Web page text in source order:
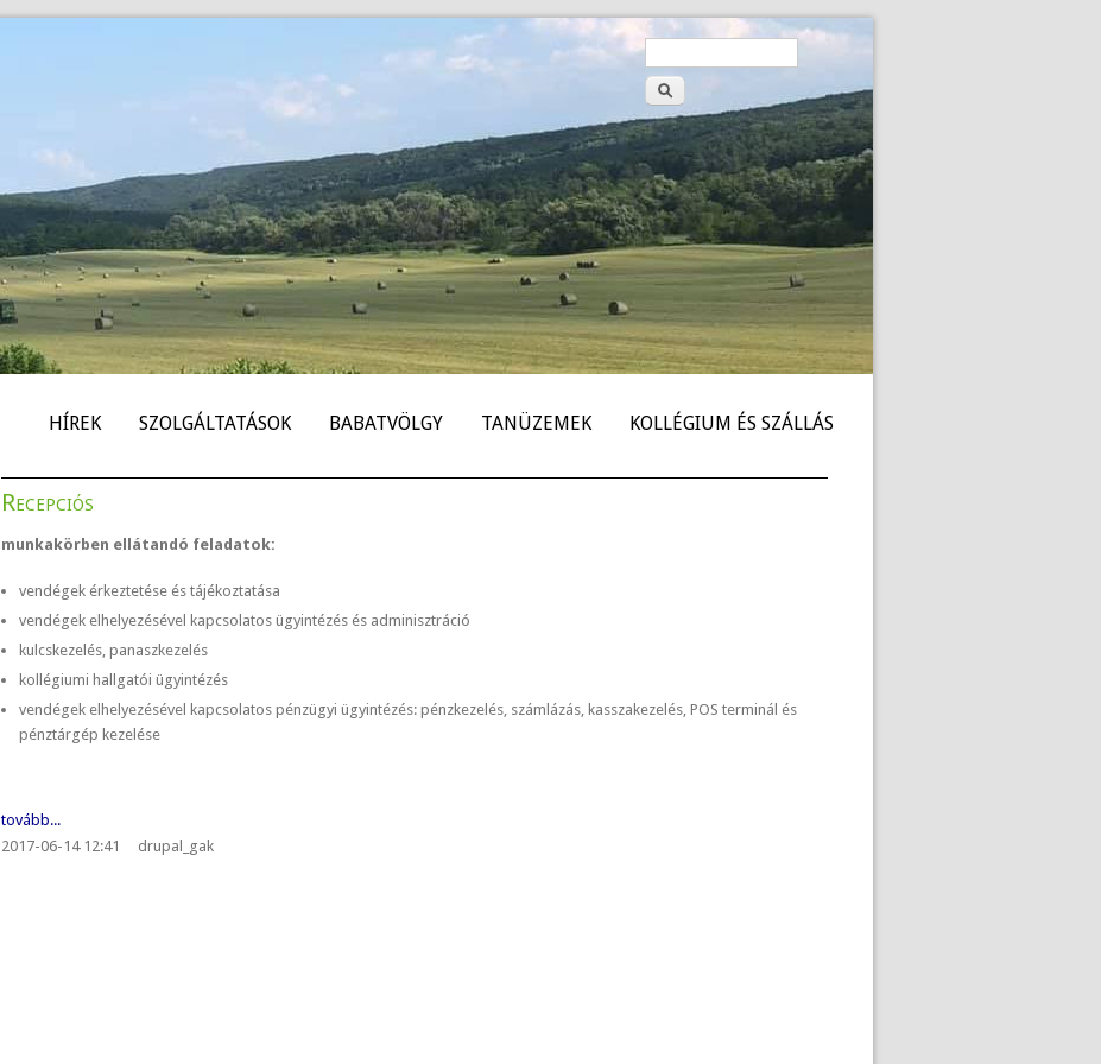
Keresés
űrlap
HÍREK SZOLGÁLTATÁSOK BABATVÖLGY TANÜZEMEK KOLLÉGIUM ÉS SZÁLLÁS
Recepciós
munkakörben ellátandó feladatok:
vendégek érkeztetése és tájékoztatása
vendégek elhelyezésével kapcsolatos ügyintézés és adminisztráció
kulcskezelés, panaszkezelés
kollégiumi hallgatói ügyintézés
vendégek elhelyezésével kapcsolatos pénzügyi ügyintézés: pénzkezelés, számlázás, kasszakezelés, POS terminál és
pénztárgép kezelése
2017-06-14 12:41
tovább...
drupal_gak